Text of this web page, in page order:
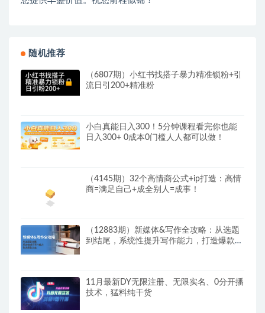
随机推荐
（6807期）小红书找搭子暴力精准锁粉+引
流日引200+精准粉
小白真能日入300！5分钟课程看完你也能
日入300+ 0成本0门槛人人都可以做！
（4145期）32个高情商公式+ip打造：高情
商=满足自己+成全别人=成事！
（12883期）新媒体&写作全攻略：从选题
到结尾，系统性提升写作能力，打造爆款文
11月最新DY无限注册、无限实名、0分开播
技术，猛料纯干货